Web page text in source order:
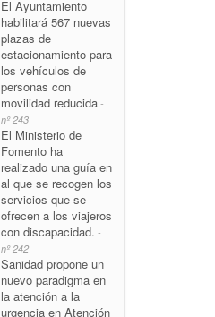
El Ayuntamiento
habilitará 567 nuevas
plazas de
estacionamiento para
los vehículos de
personas con
movilidad reducida -
nº 243
El Ministerio de
Fomento ha
realizado una guía en
al que se recogen los
servicios que se
ofrecen a los viajeros
con discapacidad. -
nº 242
Sanidad propone un
nuevo paradigma en
la atención a la
urgencia en Atención